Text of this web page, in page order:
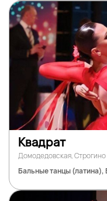
Квадрат
Домодедовская, Строгино
Бальные танцы (латина),